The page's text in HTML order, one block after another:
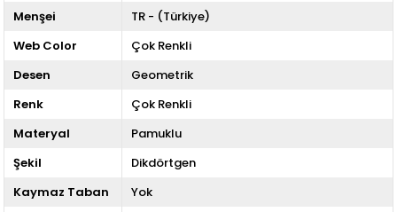
Menşei
TR - (Türkiye)
Web Color
Çok Renkli
Desen
Geometrik
Renk
Çok Renkli
Materyal
Pamuklu
Şekil
Dikdörtgen
Kaymaz Taban
Yok